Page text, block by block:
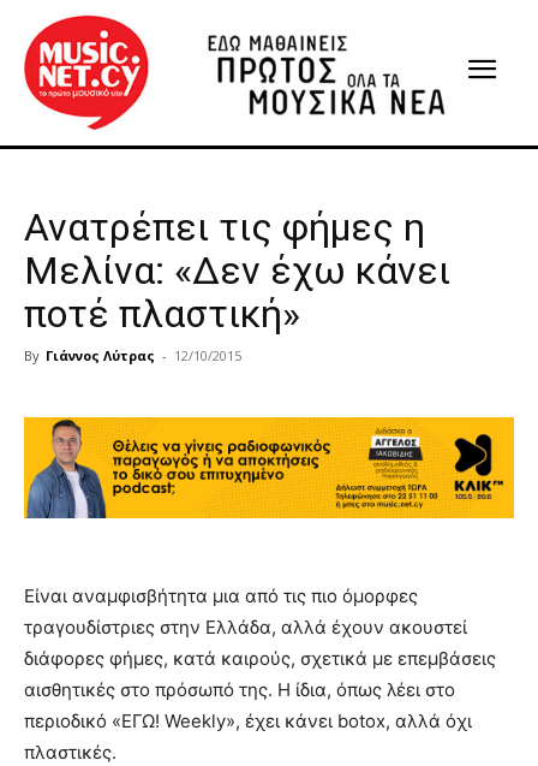
Ανατρέπει τις φήμες η
Μελίνα: «Δεν έχω κάνει
ποτέ πλαστική»
By Γιάννος Λύτρας - 12/10/2015
Είναι αναμφισβήτητα μια από τις πιο όμορφες
τραγουδίστριες στην Ελλάδα, αλλά έχουν ακουστεί
διάφορες φήμες, κατά καιρούς, σχετικά με επεμβάσεις
αισθητικές στο πρόσωπό της. Η ίδια, όπως λέει στο
περιοδικό «ΕΓΩ! Weekly», έχει κάνει botox, αλλά όχι
πλαστικές.